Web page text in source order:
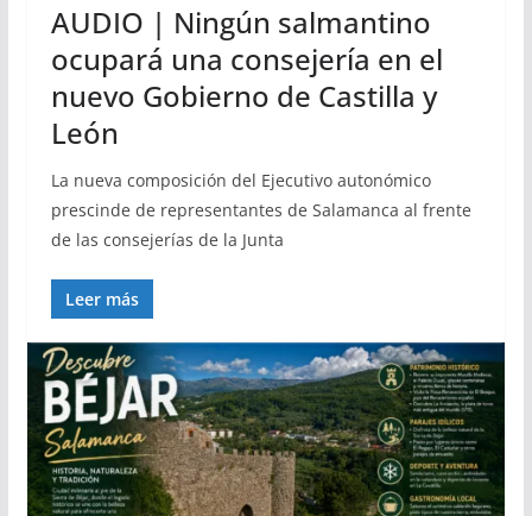
AUDIO | Ningún salmantino
ocupará una consejería en el
nuevo Gobierno de Castilla y
León
La nueva composición del Ejecutivo autonómico
prescinde de representantes de Salamanca al frente
de las consejerías de la Junta
Leer más